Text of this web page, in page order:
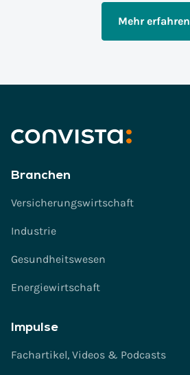
Mehr erfahren
Branchen
Versicherungswirtschaft
Industrie
Gesundheitswesen
Energiewirtschaft
Impulse
Fachartikel, Videos & Podcasts